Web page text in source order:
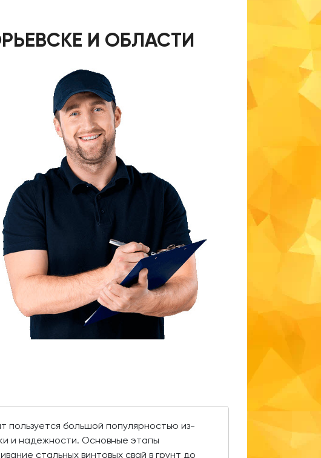
И ОБЛАСТИ
пользуется большой популярностью из-
и надежности. Основные этапы
стальных винтовых свай в грунт до